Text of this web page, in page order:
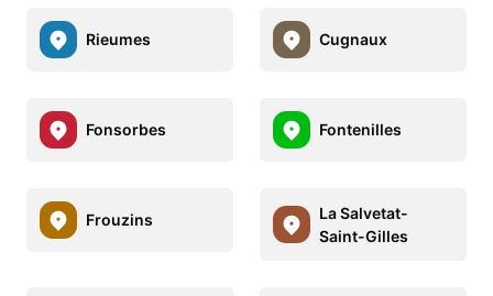
Rieumes Cugnaux
Fonsorbes Fontenilles
Frouzins
La Salvetat-
Saint-Gilles